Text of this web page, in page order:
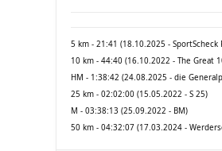
5 km - 21:41 (18.10.2025 - SportScheck
10 km - 44:40 (16.10.2022 - The Great
HM - 1:38:42 (24.08.2025 - die
25 km - 02:02:00 (15.05.2022 - S 25)
M - 03:38:13 (25.09.2022 - BM)
50 km - 04:32:07 (17.03.2024 -